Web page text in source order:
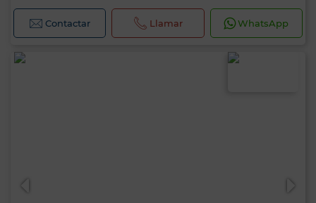
Contactar Llamar WhatsApp